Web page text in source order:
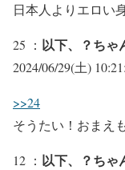
日本人よりエロい
25 ： 以下、？ちゃ
2024/06/29(土)
>>24
そうたい！おまえ
12 ： 以下、？ちゃ